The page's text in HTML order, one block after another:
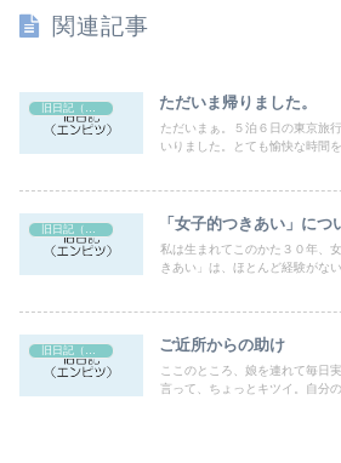
関連記事
旧日記（エンピツ） ただいま帰りました。
ただいまぁ。５泊６日の東京旅
いりました。とても愉快な時間
旧日記（エンピツ） 「女子的つきあい」につ
私は生まれてこのかた３０年、
きあい」は、ほとんど経験がな
ご近所からの助け
ここのところ、娘を連れて毎日
言って、ちょっとキツイ。自分の